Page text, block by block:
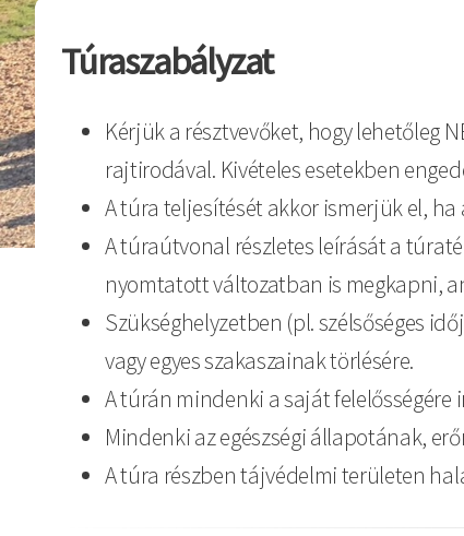
Túraszabályzat
Kérjük a résztvevőket, hogy lehetőleg
rajtirodával. Kivételes esetekben
A túra teljesítését akkor ismerjük el,
A túraútvonal részletes leírását a
nyomtatott változatban is megkapni,
Szükséghelyzetben (pl. szélsőséges
vagy egyes szakaszainak törlésére.
A túrán mindenki a saját
Mindenki az egészségi állapotának,
A túra részben tájvédelmi területen